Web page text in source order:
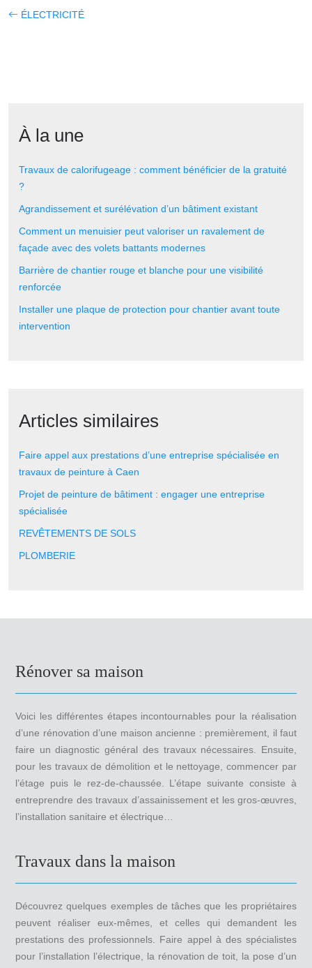
ÉLECTRICITÉ
À la une
Travaux de calorifugeage : comment bénéficier de la gratuité
?
Agrandissement et surélévation d’un bâtiment existant
Comment un menuisier peut valoriser un ravalement de
façade avec des volets battants modernes
Barrière de chantier rouge et blanche pour une visibilité
renforcée
Installer une plaque de protection pour chantier avant toute
intervention
Articles similaires
Faire appel aux prestations d’une entreprise spécialisée en
travaux de peinture à Caen
Projet de peinture de bâtiment : engager une entreprise
spécialisée
REVÊTEMENTS DE SOLS
PLOMBERIE
Rénover sa maison
Voici les différentes étapes incontournables pour la réalisation
d’une rénovation d’une maison ancienne : premièrement, il faut
faire un diagnostic général des travaux nécessaires. Ensuite,
pour les travaux de démolition et le nettoyage, commencer par
l’étage puis le rez-de-chaussée. L’étape suivante consiste à
entreprendre des travaux d’assainissement et les gros-œuvres,
l’installation sanitaire et électrique…
Travaux dans la maison
Découvrez quelques exemples de tâches que les propriétaires
peuvent réaliser eux-mêmes, et celles qui demandent les
prestations des professionnels. Faire appel à des spécialistes
pour l’installation l’électrique, la rénovation de toit, la pose d’un